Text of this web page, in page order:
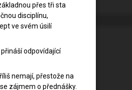
přes tři sta
disciplínu,
ve svém úsilí
odpovídající
nemají, přestože na
zájmem o přednášky.